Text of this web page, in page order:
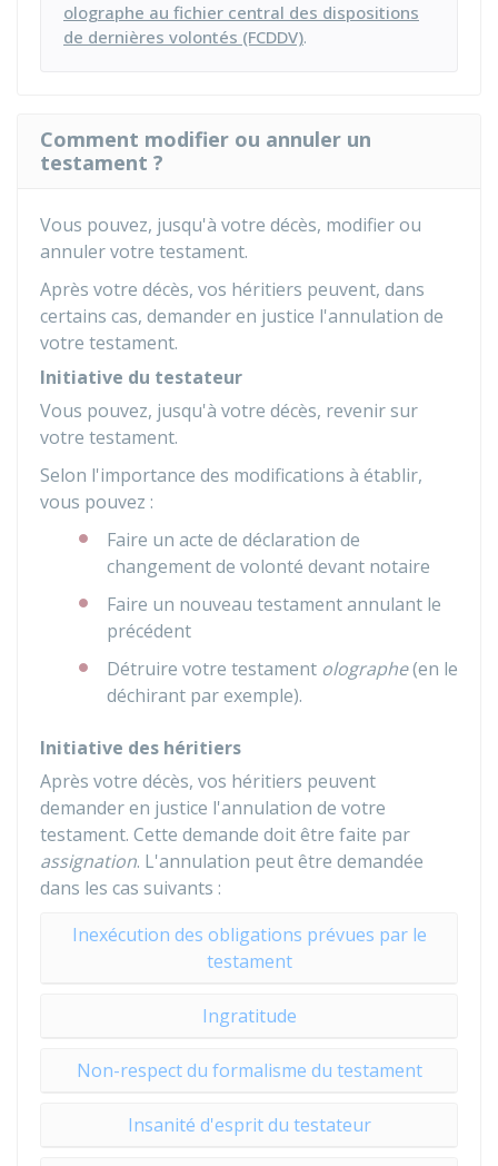
olographe au fichier central des dispositions
de dernières volontés (FCDDV).
Comment modifier ou annuler un
testament ?
Vous pouvez, jusqu'à votre décès, modifier ou
annuler votre testament.
Après votre décès, vos héritiers peuvent, dans
certains cas, demander en justice l'annulation de
votre testament.
Initiative du testateur
Vous pouvez, jusqu'à votre décès, revenir sur
votre testament.
Selon l'importance des modifications à établir,
vous pouvez :
Faire un acte de déclaration de
changement de volonté devant notaire
Faire un nouveau testament annulant le
précédent
Détruire votre testament olographe(en le
déchirant par exemple).
Initiative des héritiers
Après votre décès, vos héritiers peuvent
demander en justice l'annulation de votre
testament. Cette demande doit être faite par
assignation. L'annulation peut être demandée
dans les cas suivants :
Inexécution des obligations prévues par le
testament
Ingratitude
Non-respect du formalisme du testament
Insanité d'esprit du testateur